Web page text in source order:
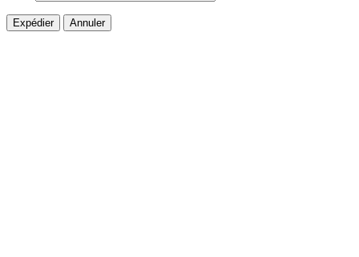
Expédier Annuler